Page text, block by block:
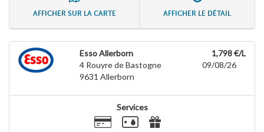
AFFICHER SUR LA CARTE AFFICHER LE DÉTAIL
Esso Allerborn
4 Rouyre de Bastogne
9631 Allerborn
1,798 €/L
09/08/26
Services